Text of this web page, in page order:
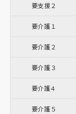
要支援２
要介護１
要介護２
要介護３
要介護４
要介護５